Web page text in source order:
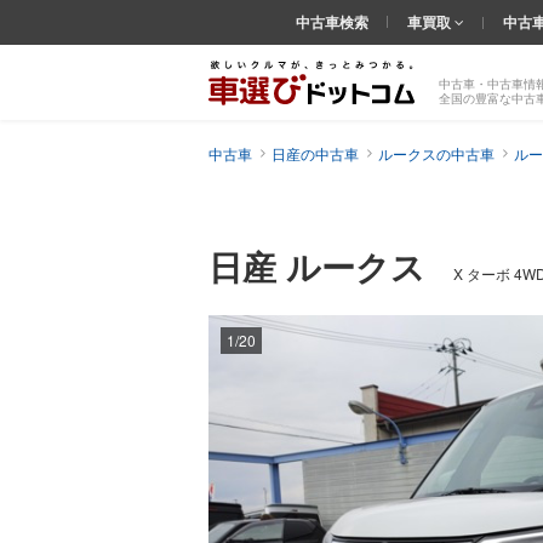
中古車・中古車情
全国の豊富な中古
中古車検索 車買取 中古
中古車 日産の中古車 ルークスの中古車 ル
日産 ルークス X ターボ
1/20
前の